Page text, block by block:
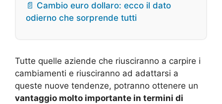
📄 Cambio euro dollaro: ecco il dato
odierno che sorprende tutti
Tutte quelle aziende che riusciranno a carpire i
cambiamenti e riusciranno ad adattarsi a
queste nuove tendenze, potranno ottenere un
vantaggio molto importante in termini di